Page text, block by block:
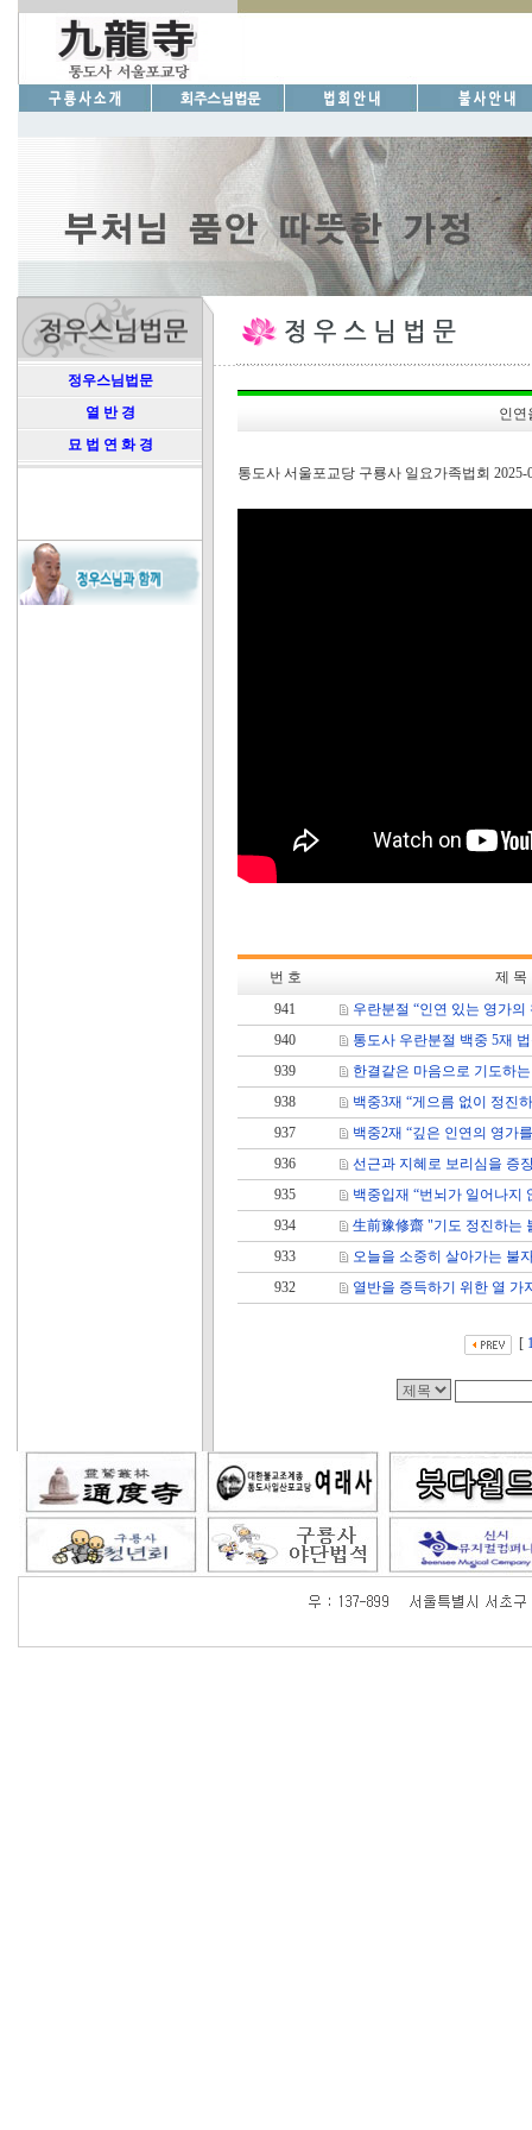
정우스님법문
열 반 경
묘 법 연 화 경
인연
통도사 서울포교당 구룡사 일요가족법회 2025-
번 호
제 목
941
우란분절 “인연 있는 영가의
940
통도사 우란분절 백중 5재
939
한결같은 마음으로 기도하
938
백중3재 “게으름 없이 정진
937
백중2재 “깊은 인연의 영가
936
선근과 지혜로 보리심을 증
935
백중입재 “번뇌가 일어나지
934
生前豫修齋 "기도 정진하는
933
오늘을 소중히 살아가는 불
932
열반을 증득하기 위한 열 가
[